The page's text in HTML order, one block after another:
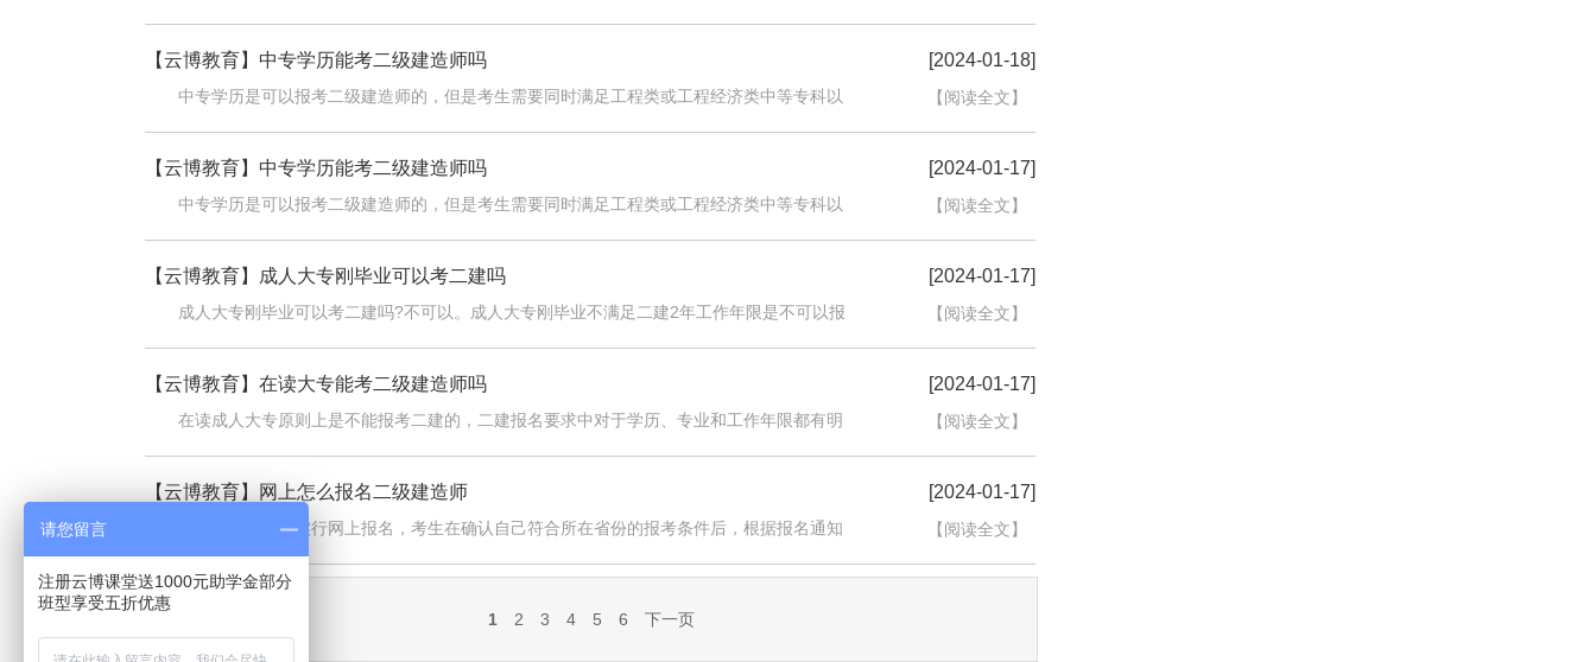
[2024-01-18]
【云博教育】 中专学历能考二级建造师吗
中专学历是可以报考二级建造师的，但是考生需要同时满足工程类或工程经济类中等专科以 【阅读全文】
[2024-01-17]
【云博教育】 中专学历能考二级建造师吗
中专学历是可以报考二级建造师的，但是考生需要同时满足工程类或工程经济类中等专科以 【阅读全文】
[2024-01-17]
【云博教育】 成人大专刚毕业可以考二建吗
成人大专刚毕业可以考二建吗?不可以。成人大专刚毕业不满足二建2年工作年限是不可以报 【阅读全文】
[2024-01-17]
【云博教育】 在读大专能考二级建造师吗
在读成人大专原则上是不能报考二建的，二建报名要求中对于学历、专业和工作年限都有明 【阅读全文】
[2024-01-17]
【云博教育】 网上怎么报名二级建造师
二级建造师考试实行网上报名，考生在确认自己符合所在省份的报考条件后，根据报名通知 【阅读全文】
1 2 3 4 5 6 下一页
请您留言
注册云博课堂送1000元助学金部分
班型享受五折优惠